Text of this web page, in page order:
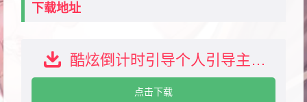
下载地址
酷炫倒计时引导个人引导主页HTML源码下载
点击下载